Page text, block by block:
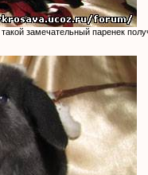
замечательный паренек